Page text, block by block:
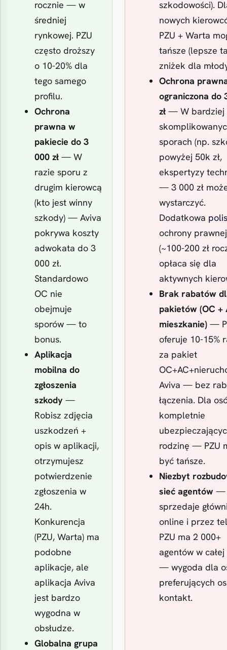
rocznie — w
średniej
rynkowej. PZU
często droższy
o 10-20% dla
tego samego
profilu.
Ochrona
prawna w
pakiecie do 3
000 zł — W
razie sporu z
drugim kierowcą
(kto jest winny
szkody) — Aviva
pokrywa koszty
adwokata do 3
000 zł.
Standardowo
OC nie
obejmuje
sporów — to
bonus.
Aplikacja
mobilna do
zgłoszenia
szkody —
Robisz zdjęcia
uszkodzeń +
opis w aplikacji,
otrzymujesz
potwierdzenie
zgłoszenia w
24h.
Konkurencja
(PZU, Warta) ma
podobne
aplikacje, ale
aplikacja Aviva
jest bardzo
wygodna w
obsłudze.
Globalna grupa
szkodowości).
nowych
PZU + Warta
tańsze (lepsze
zniżek dla
Ochrona
ograniczona do
zł — W bardziej
sporach (np.
powyżej 50k zł,
ekspertyzy
— 3 000 zł
wystarczyć.
Dodatkowa
ochrony prawnej
(~100-200 zł
opłaca się dla
aktywnych
Brak rabatów
pakietów (OC +
mieszkanie) —
oferuje 10-15%
za pakiet
Aviva — bez
łączenia. Dla
kompletnie
rodzinę — PZU
być tańsze.
Niezbyt
sieć agentów —
sprzedaje
online i przez
PZU ma 2 000+
agentów w całej
— wygoda dla
preferujących
kontakt.